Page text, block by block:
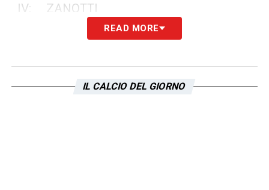
IV: ZANOTTI
VAR: DI PAOLO
AVAR: GIUA
READ MORE
IL CALCIO DEL GIORNO